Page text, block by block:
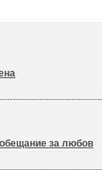
за любов